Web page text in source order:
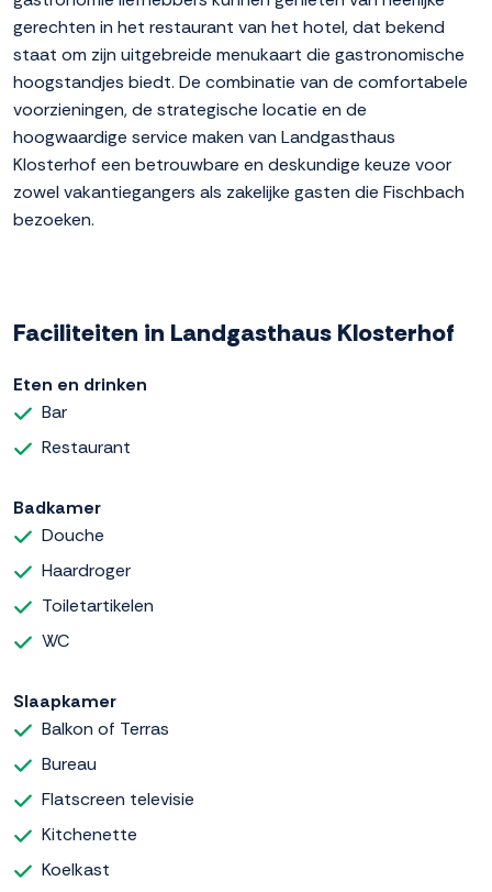
gerechten in het restaurant van het hotel, dat bekend
staat om zijn uitgebreide menukaart die gastronomische
hoogstandjes biedt. De combinatie van de comfortabele
voorzieningen, de strategische locatie en de
hoogwaardige service maken van Landgasthaus
Klosterhof een betrouwbare en deskundige keuze voor
zowel vakantiegangers als zakelijke gasten die Fischbach
bezoeken.
Faciliteiten in Landgasthaus Klosterhof
Eten en drinken
Bar
Restaurant
Badkamer
Douche
Haardroger
Toiletartikelen
WC
Slaapkamer
Balkon of Terras
Bureau
Flatscreen televisie
Kitchenette
Koelkast